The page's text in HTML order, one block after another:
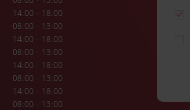
14:00 - 18:00
08:00 - 13:00
14:00 - 18:00
08:00 - 13:00
14:00 - 18:00
08:00 - 13:00
14:00 - 18:00
08:00 - 13:00